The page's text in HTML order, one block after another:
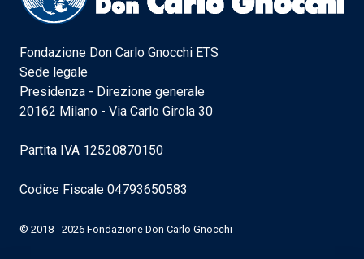
Fondazione Don Carlo Gnocchi ETS
Sede legale
Presidenza - Direzione generale
20162 Milano - Via Carlo Girola 30
Partita IVA 12520870150
Codice Fiscale 04793650583
© 2018 - 2026 Fondazione Don Carlo Gnocchi